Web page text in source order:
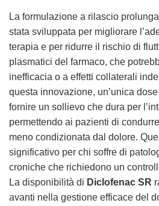
La formulazione a rilascio
stata sviluppata per migliorare
terapia e per ridurre il rischio di
plasmatici del farmaco, che
inefficacia o a effetti collaterali
questa innovazione, un’unica
fornire un sollievo che dura per
permettendo ai pazienti di
meno condizionata dal dolore.
significativo per chi soffre di
croniche che richiedono un
La disponibilità di Diclofenac SR
avanti nella gestione efficace del